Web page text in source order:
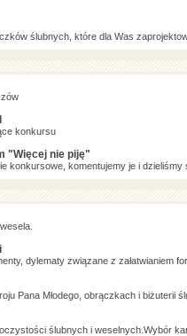
ślubnych, które dla Was
konkursu
"Więcej nie piję"
konkursowe, komentujemy je i dzieliśmy
dylematy związane z załatwianiem
Pana Młodego, obrączkach i biżuterii
ślubnych i weselnych.Wybór